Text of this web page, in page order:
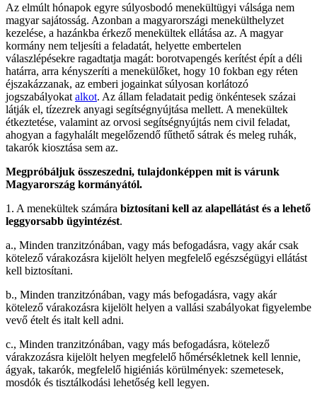
Az elmúlt hónapok egyre súlyosbodó menekültügyi válsága nem
magyar sajátosság. Azonban a magyarországi menekülthelyzet
kezelése, a hazánkba érkező menekültek ellátása az. A magyar
kormány nem teljesíti a feladatát, helyette embertelen
válaszlépésekre ragadtatja magát: borotvapengés kerítést épít a déli
határra, arra kényszeríti a menekülőket, hogy 10 fokban egy réten
éjszakázzanak, az emberi jogainkat súlyosan korlátozó
jogszabályokat alkot. Az állam feladatait pedig önkéntesek százai
látják el, tízezrek anyagi segítségnyújtása mellett. A menekültek
étkeztetése, valamint az orvosi segítségnyújtás nem civil feladat,
ahogyan a fagyhalált megelőzendő fűthető sátrak és meleg ruhák,
takarók kiosztása sem az.
Megpróbáljuk összeszedni, tulajdonképpen mit is várunk
Magyarország kormányától.
1. A menekültek számára biztosítani kell az alapellátást és a lehető
leggyorsabb ügyintézést.
a., Minden tranzitzónában, vagy más befogadásra, vagy akár csak
kötelező várakozásra kijelölt helyen megfelelő egészségügyi ellátást
kell biztosítani.
b., Minden tranzitzónában, vagy más befogadásra, vagy akár
kötelező várakozásra kijelölt helyen a vallási szabályokat figyelembe
vevő ételt és italt kell adni.
c., Minden tranzitzónában, vagy más befogadásra, kötelező
várakzozásra kijelölt helyen megfelelő hőmérsékletnek kell lennie,
ágyak, takarók, megfelelő higiéniás körülmények: szemetesek,
mosdók és tisztálkodási lehetőség kell legyen.